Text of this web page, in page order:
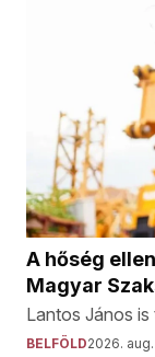
A hőség
Magyar
Lantos János
BELFÖLD2026.